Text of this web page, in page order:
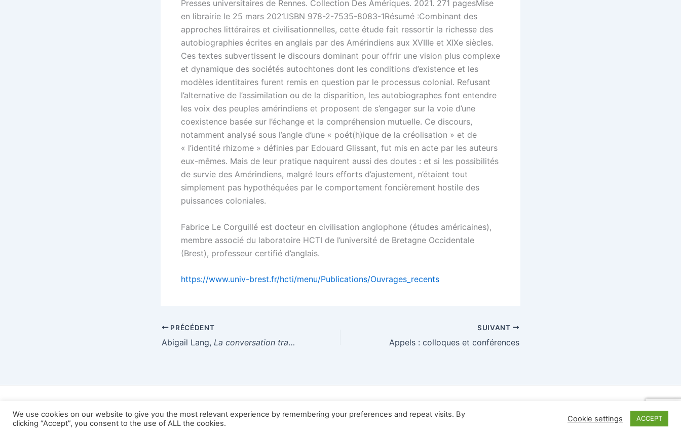
Presses universitaires de Rennes. Collection Des Amériques. 2021. 271 pagesMise
en librairie le 25 mars 2021.ISBN 978-2-7535-8083-1Résumé :Combinant des
approches littéraires et civilisationnelles, cette étude fait ressortir la richesse des
autobiographies écrites en anglais par des Amérindiens aux XVIIIe et XIXe siècles.
Ces textes subvertissent le discours dominant pour offrir une vision plus complexe
et dynamique des sociétés autochtones dont les conditions d’existence et les
modèles identitaires furent remis en question par le processus colonial. Refusant
l’alternative de l’assimilation ou de la disparition, les autobiographes font entendre
les voix des peuples amérindiens et proposent de s’engager sur la voie d’une
coexistence basée sur l’échange et la compréhension mutuelle. Ce discours,
notamment analysé sous l’angle d’une « poét(h)ique de la créolisation » et de
« l’identité rhizome » définies par Edouard Glissant, fut mis en acte par les auteurs
eux-mêmes. Mais de leur pratique naquirent aussi des doutes : et si les possibilités
de survie des Amérindiens, malgré leurs efforts d’ajustement, n’étaient tout
simplement pas hypothéquées par le comportement foncièrement hostile des
puissances coloniales.
Fabrice Le Corguillé est docteur en civilisation anglophone (études américaines),
membre associé du laboratoire HCTI de l’université de Bretagne Occidentale
(Brest), professeur certifié d’anglais.
https://www.univ-brest.fr/hcti/menu/Publications/Ouvrages_recents
PRÉCÉDENT
Abigail Lang, La conversation transatlantique – Les échanges franco-américains en poésie depuis 1968
SUIVANT
Appels : colloques et conférences
Copyright © 2026 AFEA news | Propulsé parThème WordPress Astra
We use cookies on our website to give you the most relevant experience by remembering your preferences and repeat visits. By
clicking “Accept”, you consent to the use of ALL the cookies.
Cookie settings ACCEPT